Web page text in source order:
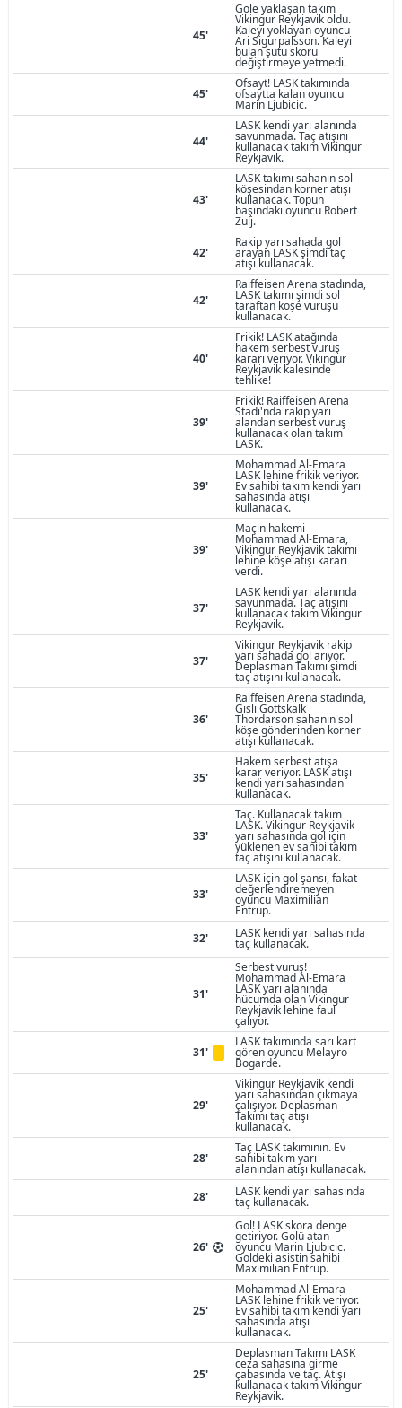
45'
Gole yaklaşan takım
Vikingur Reykjavik oldu.
Kaleyi yoklayan oyuncu
Ari Sigurpalsson. Kaleyi
bulan şutu skoru
değiştirmeye yetmedi.
45'
Ofsayt! LASK takımında
ofsaytta kalan oyuncu
Marin Ljubicic.
44'
LASK kendi yarı alanında
savunmada. Taç atışını
kullanacak takım Vikingur
Reykjavik.
43'
LASK takımı sahanın sol
köşesindan korner atışı
kullanacak. Topun
başındaki oyuncu Robert
Zulj.
42'
Rakip yarı sahada gol
arayan LASK şimdi taç
atışı kullanacak.
42'
Raiffeisen Arena stadında,
LASK takımı şimdi sol
taraftan köşe vuruşu
kullanacak.
40'
Frikik! LASK atağında
hakem serbest vuruş
kararı veriyor. Vikingur
Reykjavik kalesinde
tehlike!
39'
Frikik! Raiffeisen Arena
Stadı'nda rakip yarı
alandan serbest vuruş
kullanacak olan takım
LASK.
39'
Mohammad Al-Emara
LASK lehine frikik veriyor.
Ev sahibi takım kendi yarı
sahasında atışı
kullanacak.
39'
Maçın hakemi
Mohammad Al-Emara,
Vikingur Reykjavik takımı
lehine köşe atışı kararı
verdi.
37'
LASK kendi yarı alanında
savunmada. Taç atışını
kullanacak takım Vikingur
Reykjavik.
37'
Vikingur Reykjavik rakip
yarı sahada gol arıyor.
Deplasman Takımı şimdi
taç atışını kullanacak.
36'
Raiffeisen Arena stadında,
Gisli Gottskalk
Thordarson sahanın sol
köşe gönderinden korner
atışı kullanacak.
35'
Hakem serbest atışa
karar veriyor. LASK atışı
kendi yarı sahasından
kullanacak.
33'
Taç. Kullanacak takım
LASK. Vikingur Reykjavik
yarı sahasında gol için
yüklenen ev sahibi takım
taç atışını kullanacak.
33'
LASK için gol şansı, fakat
değerlendiremeyen
oyuncu Maximilian
Entrup.
32'
LASK kendi yarı sahasında
taç kullanacak.
31'
Serbest vuruş!
Mohammad Al-Emara
LASK yarı alanında
hücumda olan Vikingur
Reykjavik lehine faul
çalıyor.
31'
LASK takımında sarı kart
gören oyuncu Melayro
Bogarde.
29'
Vikingur Reykjavik kendi
yarı sahasından çıkmaya
çalışıyor. Deplasman
Takımı taç atışı
kullanacak.
28'
Taç LASK takımının. Ev
sahibi takım yarı
alanından atışı kullanacak.
28'
LASK kendi yarı sahasında
taç kullanacak.
26'
Gol! LASK skora denge
getiriyor. Golü atan
oyuncu Marin Ljubicic.
Goldeki asistin sahibi
Maximilian Entrup.
25'
Mohammad Al-Emara
LASK lehine frikik veriyor.
Ev sahibi takım kendi yarı
sahasında atışı
kullanacak.
25'
Deplasman Takımı LASK
ceza sahasına girme
çabasında ve taç. Atışı
kullanacak takım Vikingur
Reykjavik.